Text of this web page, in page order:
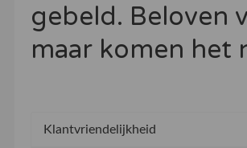
gebeld. Beloven
maar komen het
Klantvriendelijkheid